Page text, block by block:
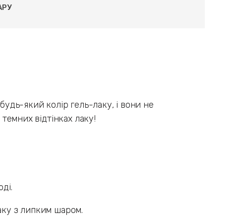
який колір гель-лаку, і вони не
відтінках лаку!
з липким шаром.